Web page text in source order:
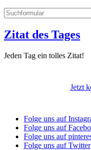
Zitat des Tages
Jeden Tag ein tolles Zitat!
Jetzt
Folge uns auf
Folge uns auf
Folge uns auf
Folge uns auf Twitter